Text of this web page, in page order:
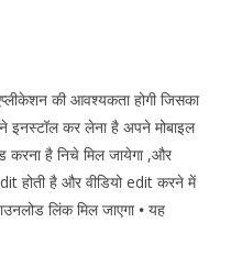
की आवश्यकता होगी जिसका
कर लेना है अपने मोबाइल
है निचे मिल जायेगा ,और
होती है और वीडियो edit करने में
लिंक मिल जाएगा • यह